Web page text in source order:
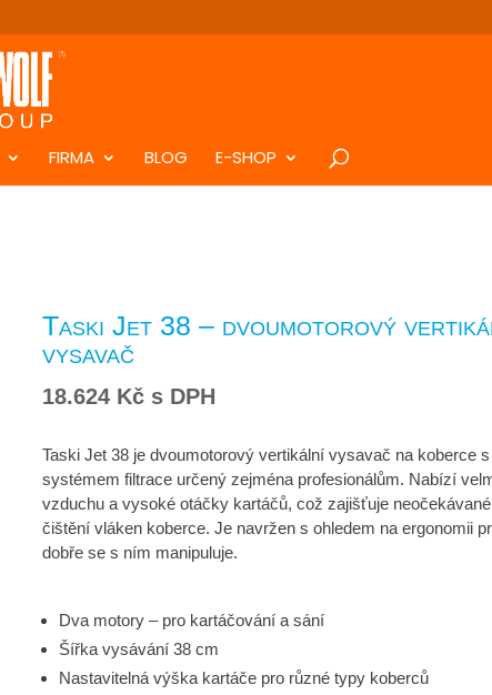
FIRMA BLOG E-SHOP
Taski Jet 38 – dvoumotorový
vysavač
18.624 Kč s DPH
Taski Jet 38 je dvoumotorový vertikální vysavač na koberce
systémem filtrace určený zejména profesionálům. Nabízí
vzduchu a vysoké otáčky kartáčů, což zajišťuje
čištění vláken koberce. Je navržen s ohledem na ergonomii
dobře se s ním manipuluje.
Dva motory – pro kartáčování a sání
Šířka vysávání 38 cm
Nastavitelná výška kartáče pro různé typy koberců